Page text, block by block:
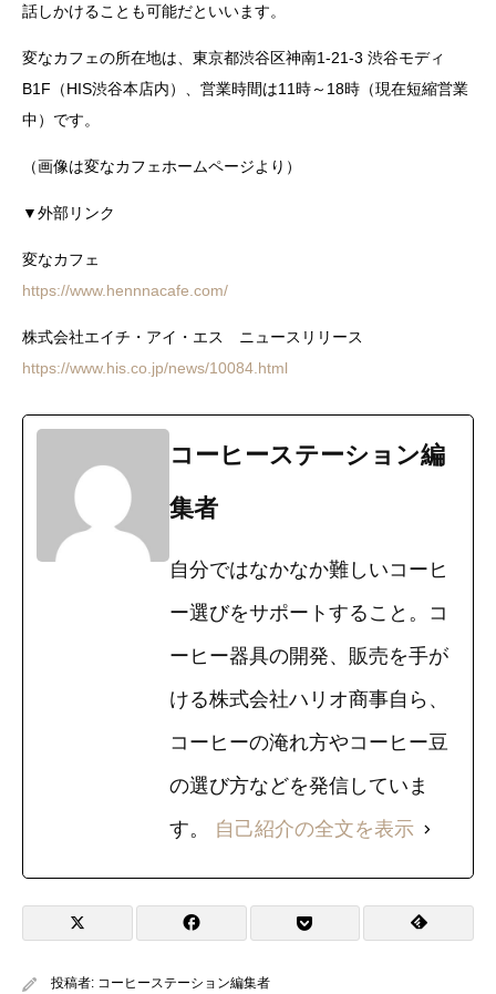
話しかけることも可能だといいます。
変なカフェの所在地は、東京都渋谷区神南1-21-3 渋谷モディ
B1F（HIS渋谷本店内）、営業時間は11時～18時（現在短縮営業
中）です。
（画像は変なカフェホームページより）
▼外部リンク
変なカフェ
https://www.hennnacafe.com/
株式会社エイチ・アイ・エス ニュースリリース
https://www.his.co.jp/news/10084.html
コーヒーステーション編
集者
自分ではなかなか難しいコーヒ
ー選びをサポートすること。コ
ーヒー器具の開発、販売を手が
ける株式会社ハリオ商事自ら、
コーヒーの淹れ方やコーヒー豆
の選び方などを発信していま
す。 自己紹介の全文を表示
投稿者: コーヒーステーション編集者